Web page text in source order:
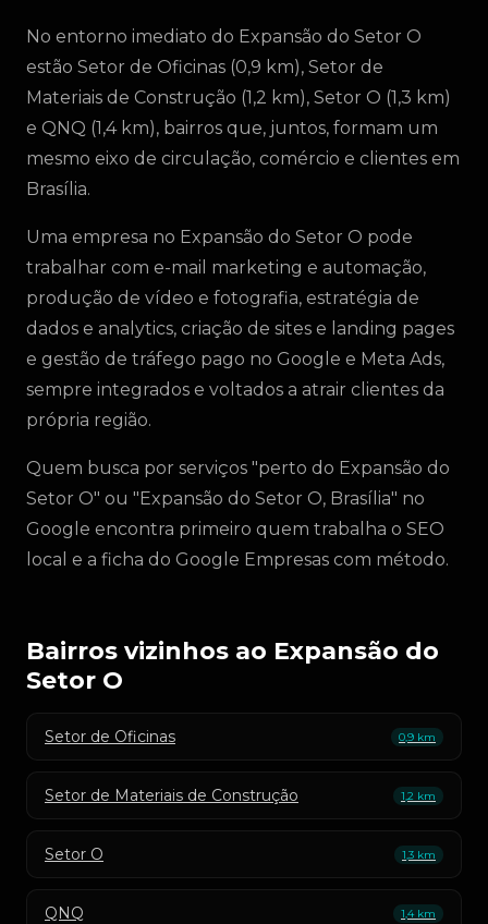
No entorno imediato do Expansão do Setor O
estão Setor de Oficinas (0,9 km), Setor de
Materiais de Construção (1,2 km), Setor O (1,3 km)
e QNQ (1,4 km), bairros que, juntos, formam um
mesmo eixo de circulação, comércio e clientes em
Brasília.
Uma empresa no Expansão do Setor O pode
trabalhar com e-mail marketing e automação,
produção de vídeo e fotografia, estratégia de
dados e analytics, criação de sites e landing pages
e gestão de tráfego pago no Google e Meta Ads,
sempre integrados e voltados a atrair clientes da
própria região.
Quem busca por serviços "perto do Expansão do
Setor O" ou "Expansão do Setor O, Brasília" no
Google encontra primeiro quem trabalha o SEO
local e a ficha do Google Empresas com método.
Bairros vizinhos ao Expansão do
Setor O
Setor de Oficinas 0,9 km
Setor de Materiais de Construção 1,2 km
Setor O 1,3 km
QNQ 1,4 km